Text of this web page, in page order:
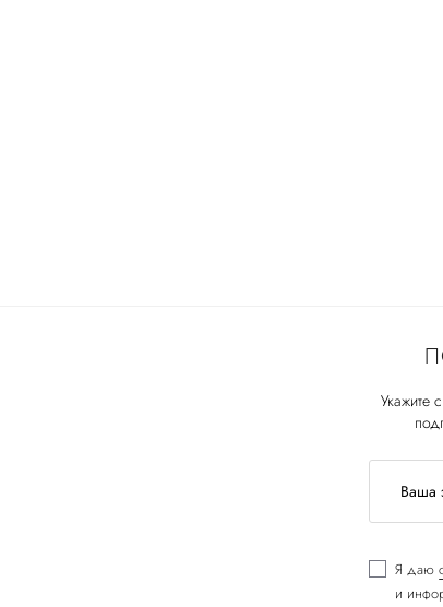
Укажите
Я даю
и